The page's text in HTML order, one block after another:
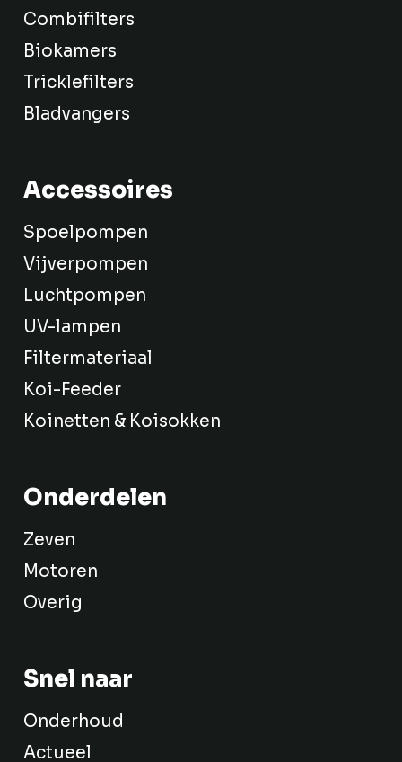
Combifilters
Biokamers
Tricklefilters
Bladvangers
Accessoires
Spoelpompen
Vijverpompen
Luchtpompen
UV-lampen
Filtermateriaal
Koi-Feeder
Koinetten & Koisokken
Onderdelen
Zeven
Motoren
Overig
Snel naar
Onderhoud
Actueel